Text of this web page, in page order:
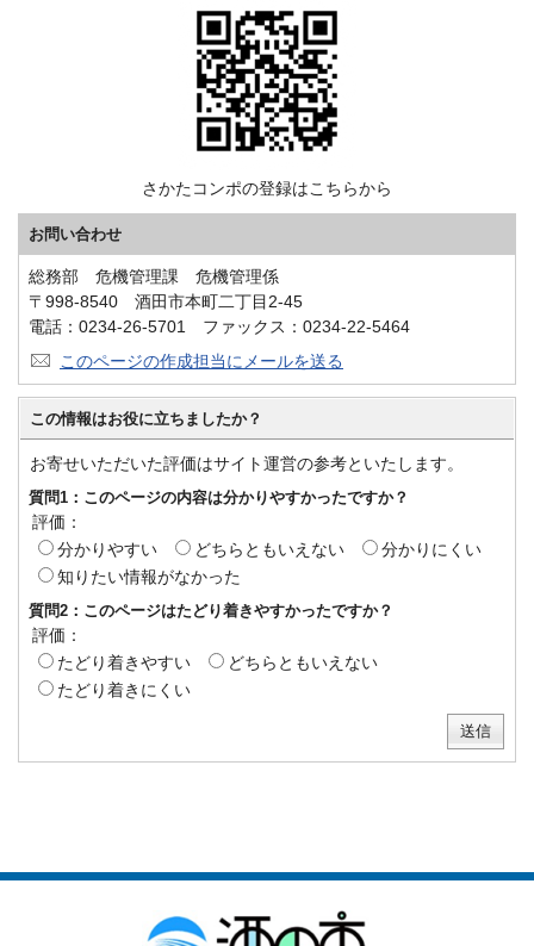
さかたコンポの登録はこちらから
お問い合わせ
総務部 危機管理課 危機管理係
〒998-8540 酒田市本町二丁目2-45
電話：0234-26-5701 ファックス：0234-22-5464
このページの作成担当にメールを送る
この情報はお役に立ちましたか？
お寄せいただいた評価はサイト運営の参考といたします。
質問1：このページの内容は分かりやすかったですか？
評価：
分かりやすい
どちらともいえない
分かりにくい
知りたい情報がなかった
質問2：このページはたどり着きやすかったですか？
評価：
たどり着きやすい
どちらともいえない
たどり着きにくい